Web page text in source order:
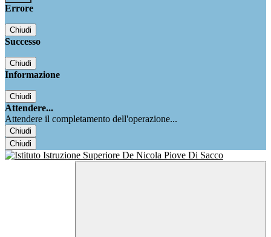
Errore
Chiudi
Successo
Chiudi
Informazione
Chiudi
Attendere...
Attendere il completamento dell'operazione...
Chiudi
Chiudi